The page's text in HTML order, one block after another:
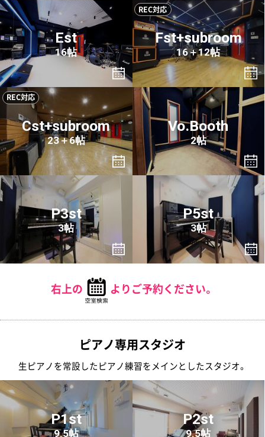
Est
16帖
REC対応
Fst+subroom
16＋12帖
REC対応
Cst+subroom
23＋6帖
Vo.Booth
2帖
P3st
3帖
P5st
3帖
右上の よりご予約ください。
ピアノ専用スタジオ
生ピアノを常設したピアノ練習をメインとしたスタジオ。
P1st
9.5帖
P2st
9.5帖